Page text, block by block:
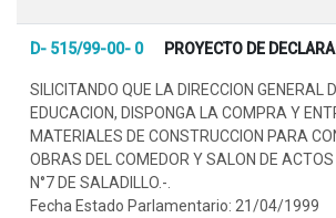
D- 515/99-00- 0 PROYECTO DE
SILICITANDO QUE LA DIRECCION GENERAL
EDUCACION, DISPONGA LA COMPRA Y
MATERIALES DE CONSTRUCCION PARA
OBRAS DEL COMEDOR Y SALON DE
N°7 DE SALADILLO.-.
Fecha Estado Parlamentario: 21/04/1999